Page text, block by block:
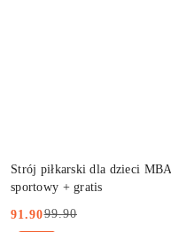
Strój piłkarski dla dzieci
sportowy + gratis
Cena
91.90
Cena
99.90